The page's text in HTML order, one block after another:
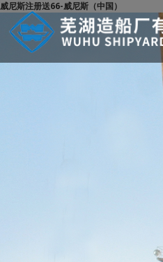
威尼斯注册送66-威尼斯（中国）